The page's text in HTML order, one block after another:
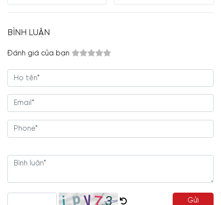
BÌNH LUẬN
Đánh giá của bạn
Gửi